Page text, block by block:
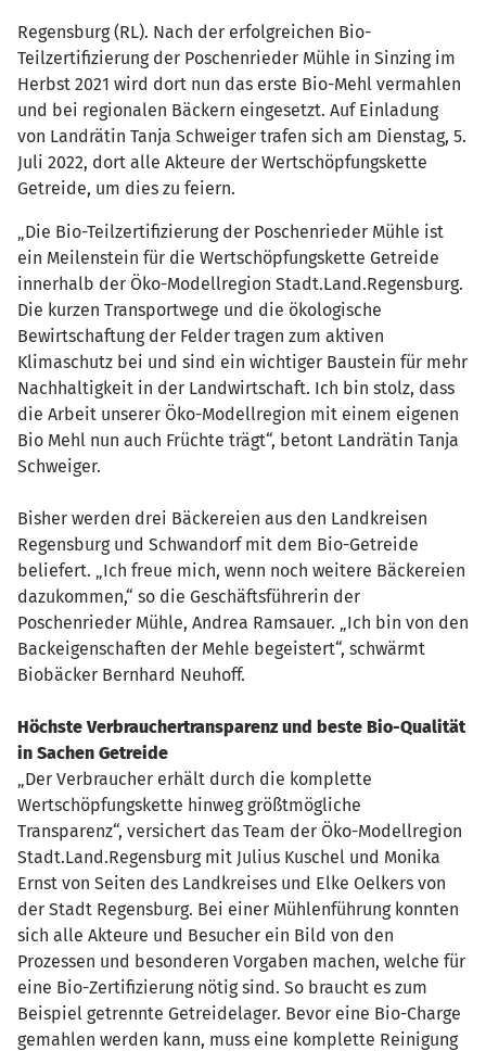
Regensburg (RL). Nach der erfolgreichen Bio-
Teilzertifizierung der Poschenrieder Mühle in Sinzing im
Herbst 2021 wird dort nun das erste Bio-Mehl vermahlen
und bei regionalen Bäckern eingesetzt. Auf Einladung
von Landrätin Tanja Schweiger trafen sich am Dienstag, 5.
Juli 2022, dort alle Akteure der Wertschöpfungskette
Getreide, um dies zu feiern.
„Die Bio-Teilzertifizierung der Poschenrieder Mühle ist
ein Meilenstein für die Wertschöpfungskette Getreide
innerhalb der Öko-Modellregion Stadt.Land.Regensburg.
Die kurzen Transportwege und die ökologische
Bewirtschaftung der Felder tragen zum aktiven
Klimaschutz bei und sind ein wichtiger Baustein für mehr
Nachhaltigkeit in der Landwirtschaft. Ich bin stolz, dass
die Arbeit unserer Öko-Modellregion mit einem eigenen
Bio Mehl nun auch Früchte trägt“, betont Landrätin Tanja
Schweiger.
Bisher werden drei Bäckereien aus den Landkreisen
Regensburg und Schwandorf mit dem Bio-Getreide
beliefert. „Ich freue mich, wenn noch weitere Bäckereien
dazukommen,“ so die Geschäftsführerin der
Poschenrieder Mühle, Andrea Ramsauer. „Ich bin von den
Backeigenschaften der Mehle begeistert“, schwärmt
Biobäcker Bernhard Neuhoff.
Höchste Verbrauchertransparenz und beste Bio-Qualität
in Sachen Getreide
„Der Verbraucher erhält durch die komplette
Wertschöpfungskette hinweg größtmögliche
Transparenz“, versichert das Team der Öko-Modellregion
Stadt.Land.Regensburg mit Julius Kuschel und Monika
Ernst von Seiten des Landkreises und Elke Oelkers von
der Stadt Regensburg. Bei einer Mühlenführung konnten
sich alle Akteure und Besucher ein Bild von den
Prozessen und besonderen Vorgaben machen, welche für
eine Bio-Zertifizierung nötig sind. So braucht es zum
Beispiel getrennte Getreidelager. Bevor eine Bio-Charge
gemahlen werden kann, muss eine komplette Reinigung